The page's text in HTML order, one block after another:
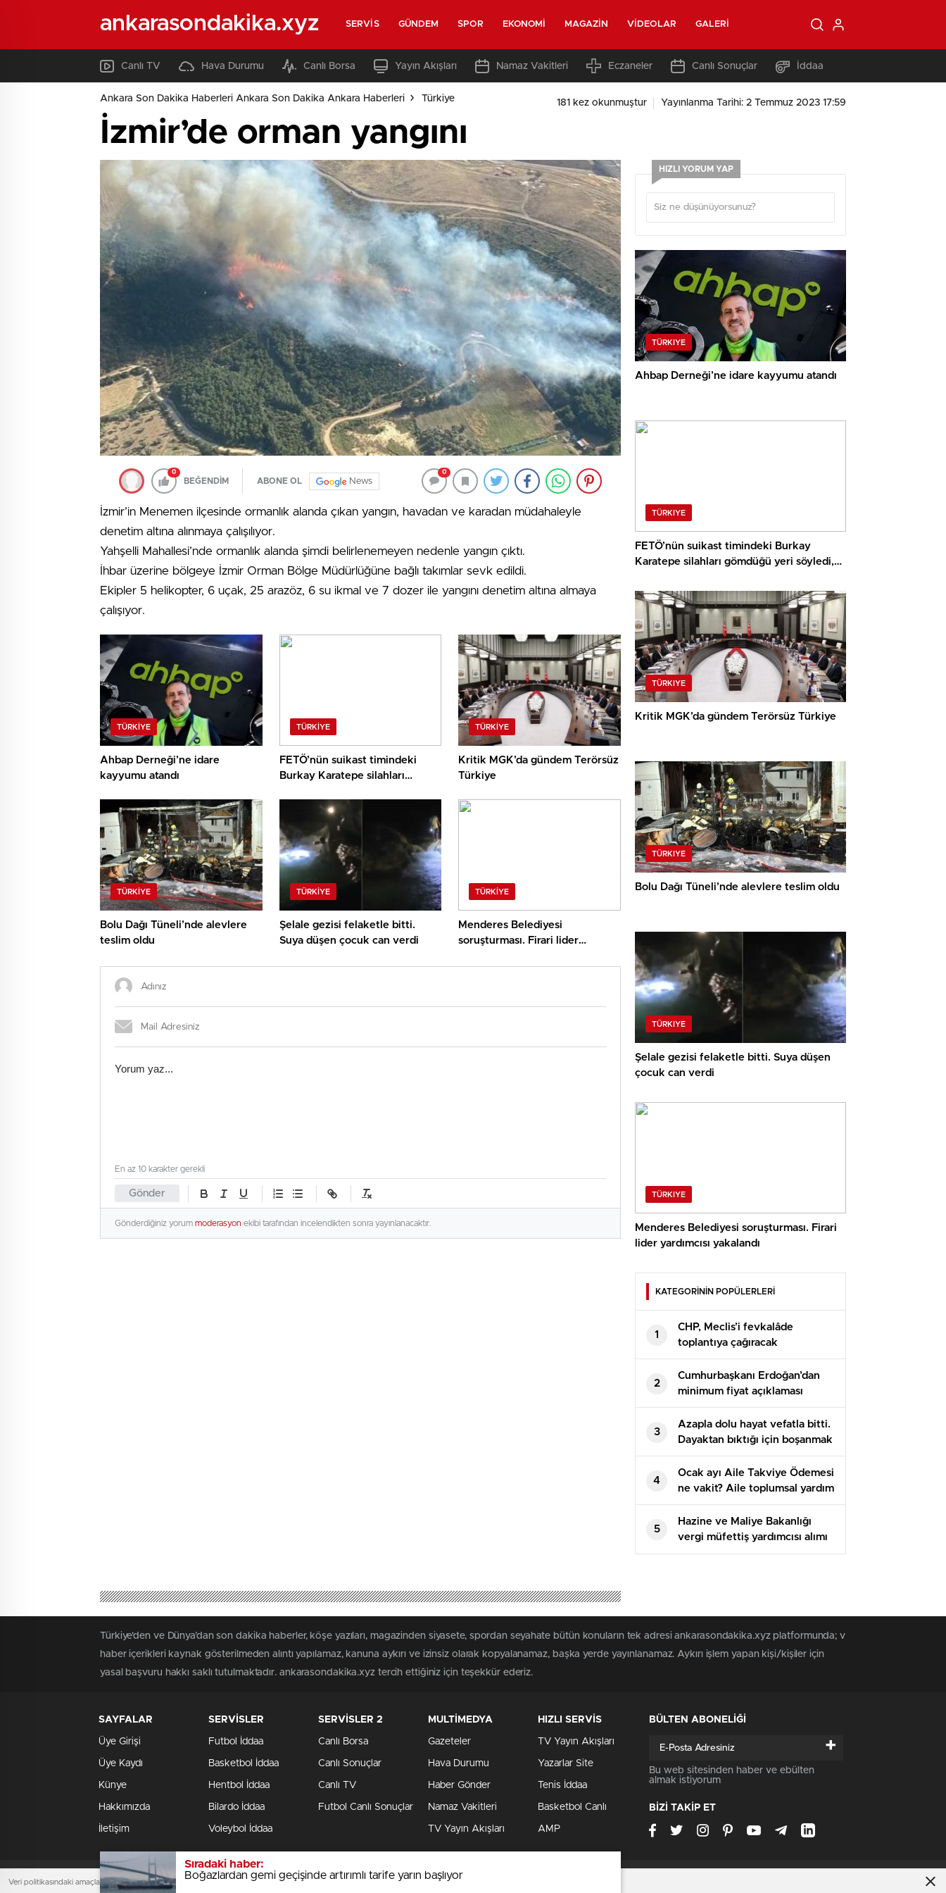
ankarasondakika.xyz SERVIS GÜNDEM SPOR EKONOMI MAGAZIN VIDEOLAR GALERI
Canlı TV Hava Durumu Canlı Borsa Yayın Akışları Namaz Vakitleri Eczaneler Canlı Sonuçlar İddaa
Ankara Son Dakika Haberleri Ankara Son Dakika Ankara Haberleri Türkiye 181 kez okunmuştur Yayınlanma Tarihi: 2 Temmuz 2023 17:59
İzmir’de orman yangını
0
BEĞENDİM ABONE OL News
0
İzmir’in Menemen ilçesinde ormanlık alanda çıkan yangın, havadan ve karadan müdahaleyle
denetim altına alınmaya çalışılıyor.
Yahşelli Mahallesi’nde ormanlık alanda şimdi belirlenemeyen nedenle yangın çıktı.
İhbar üzerine bölgeye İzmir Orman Bölge Müdürlüğüne bağlı takımlar sevk edildi.
Ekipler 5 helikopter, 6 uçak, 25 arazöz, 6 su ikmal ve 7 dozer ile yangını denetim altına almaya
çalışıyor.
TÜRKIYE
Ahbap Derneği’ne idare
kayyumu atandı
TÜRKIYE
FETÖ’nün suikast timindeki
Burkay Karatepe silahları
harekete geçti
TÜRKIYE
Kritik MGK’da gündem Terörsüz
Türkiye
TÜRKIYE
Bolu Dağı Tüneli’nde alevlere
teslim oldu
TÜRKIYE
Şelale gezisi felaketle bitti.
Suya düşen çocuk can verdi
TÜRKIYE
Menderes Belediyesi
soruşturması. Firari lider
Gönder
En az 10 karakter gerekli
Gönderdiğiniz yorum moderasyon ekibi tarafından incelendikten sonra yayınlanacaktır.
Sıradaki haber:
Boğazlardan gemi geçişinde artırımlı tarife yarın başlıyor
HIZLI YORUM YAP
TÜRKIYE
Ahbap Derneği’ne idare kayyumu atandı
TÜRKIYE
FETÖ’nün suikast timindeki Burkay
Karatepe silahları gömdüğü yeri söyledi,
TÜRKIYE
Kritik MGK’da gündem Terörsüz Türkiye
TÜRKIYE
Bolu Dağı Tüneli’nde alevlere teslim oldu
TÜRKIYE
Şelale gezisi felaketle bitti. Suya düşen
çocuk can verdi
TÜRKIYE
Menderes Belediyesi soruşturması. Firari
lider yardımcısı yakalandı
KATEGORİNİN POPÜLERLERİ
1
CHP, Meclis’i fevkalâde
toplantıya çağıracak
2
Cumhurbaşkanı Erdoğan’dan
minimum fiyat açıklaması
3
Azapla dolu hayat vefatla bitti.
Dayaktan bıktığı için boşanmak
istemiş
4
Ocak ayı Aile Takviye Ödemesi
ne vakit? Aile toplumsal yardım
paralarının ödemesi bekleniyor
5
Hazine ve Maliye Bakanlığı
vergi müfettiş yardımcısı alımı
müracaatları ne vakit
Türkiye'den ve Dünya’dan son dakika haberler, köşe yazıları, magazinden siyasete, spordan seyahate bütün konuların tek adresi ankarasondakika.xyz platformunda; v
haber içerikleri kaynak gösterilmeden alıntı yapılamaz, kanuna aykırı ve izinsiz olarak kopyalanamaz, başka yerde yayınlanamaz. Aykırı işlem yapan kişi/kişiler için
yasal başvuru hakkı saklı tutulmaktadır. ankarasondakika.xyz tercih ettiğiniz için teşekkür ederiz.
SAYFALAR
Üye Girişi
Üye Kaydı
Künye
Hakkımızda
İletişim
SERVİSLER
Futbol İddaa
Basketbol İddaa
Hentbol İddaa
Bilardo İddaa
Voleybol İddaa
SERVİSLER 2
Canlı Borsa
Canlı Sonuçlar
Canlı TV
Futbol Canlı Sonuçlar
MULTİMEDYA
Gazeteler
Hava Durumu
Haber Gönder
Namaz Vakitleri
TV Yayın Akışları
HIZLI SERVİS
TV Yayın Akışları
Yazarlar Site
Tenis İddaa
Basketbol Canlı
AMP
BÜLTEN ABONELİĞİ
+
Bu web sitesinden haber ve ebülten
almak istiyorum
BİZİ TAKİP ET
ankarasondakika.xyz
Veri politikasındaki amaçlarla sınırlı ve mevzuata uygun şekilde çerez konumlandırmaktayız. Detaylar için veri politikamızı inceleyebilirsiniz.